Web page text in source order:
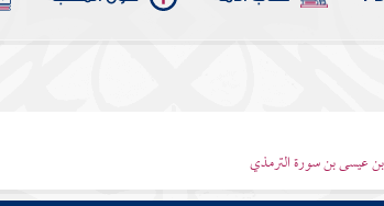
عيسى بن سورة الترمذي